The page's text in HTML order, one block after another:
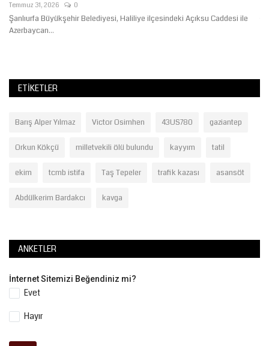
Temmuz 31, 2026 0
Şanlıurfa Büyükşehir Belediyesi, Haliliye ilçesindeki Açıksu Caddesi ile
Azerbaycan...
ETIKETLER
Barış Alper Yılmaz Victor Osimhen 43US780 gaziantep
Orkun Kökçü milletvekili ölü bulundu kayyım tatil
ekim tcmb istifa Taş Tepeler trafik kazası asansöt
Abdülkerim Bardakcı kavga
ANKETLER
İnternet Sitemizi Beğendiniz mi?
Evet
Hayır